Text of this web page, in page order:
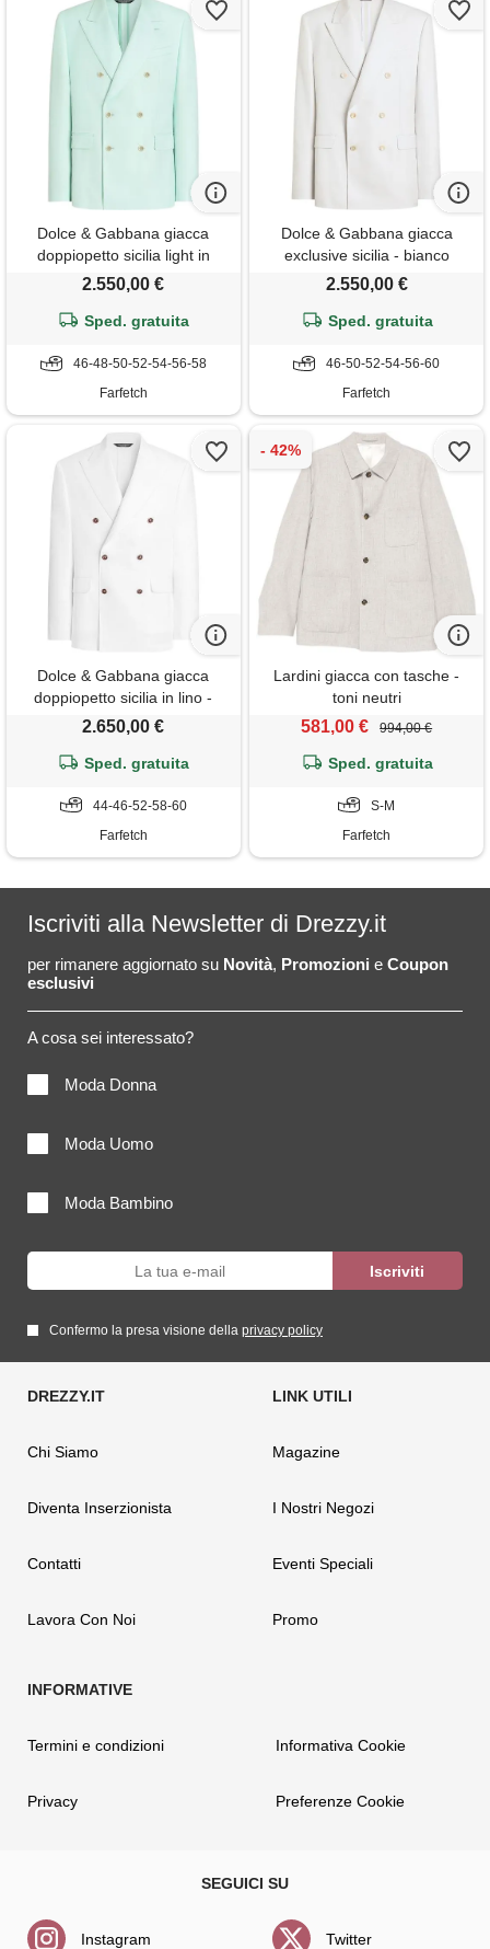
Dolce & Gabbana giacca
doppiopetto sicilia light in
viscosa - blu
2.550,00 €
Sped. gratuita
46-48-50-52-54-56-58
Farfetch
Dolce & Gabbana giacca
exclusive sicilia - bianco
2.550,00 €
Sped. gratuita
46-50-52-54-56-60
Farfetch
Dolce & Gabbana giacca
doppiopetto sicilia in lino -
bianco
2.650,00 €
Sped. gratuita
44-46-52-58-60
Farfetch
Lardini giacca con tasche -
toni neutri
581,00 € 994,00 €
Sped. gratuita
S-M
Farfetch
Iscriviti alla Newsletter di Drezzy.it
per rimanere aggiornato su Novità, Promozioni e Coupon
esclusivi
A cosa sei interessato?
Moda Donna
Moda Uomo
Moda Bambino
Confermo la presa visione della privacy policy
Chi Siamo
Diventa Inserzionista
Contatti
Lavora Con Noi
Magazine
I Nostri Negozi
Eventi Speciali
Promo
Termini e condizioni
Privacy
Informativa Cookie
Preferenze Cookie
Instagram Twitter